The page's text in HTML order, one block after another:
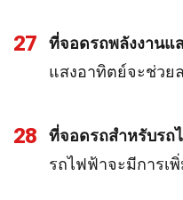
27 ที่จอดรถพลังงานแ
แสงอาทิตย์จะช่วย
28 ที่จอดรถสำหรับรถ
รถไฟฟ้าจะมีการเ